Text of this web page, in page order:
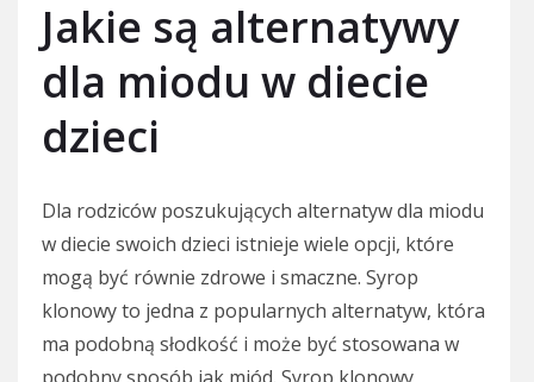
Jakie są alternatywy
dla miodu w diecie
dzieci
Dla rodziców poszukujących alternatyw dla miodu
w diecie swoich dzieci istnieje wiele opcji, które
mogą być równie zdrowe i smaczne. Syrop
klonowy to jedna z popularnych alternatyw, która
ma podobną słodkość i może być stosowana w